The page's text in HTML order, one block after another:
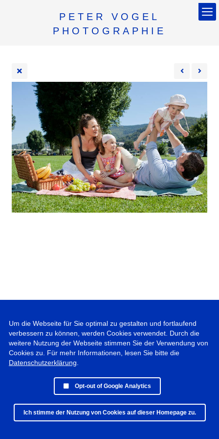
PETER VOGEL
PHOTOGRAPHIE
Um die Webseite für Sie optimal zu gestalten und fortlaufend
verbessern zu können, werden Cookies verwendet. Durch die
weitere Nutzung der Webseite stimmen Sie der Verwendung von
Cookies zu. Für mehr Informationen, lesen Sie bitte die
Datenschutzerklärung
Opt-out of Google Analytics
Ich stimme der Nutzung von Cookies auf dieser Homepage zu.